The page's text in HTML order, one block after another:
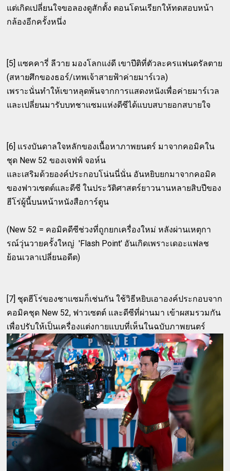
แต่เกิดเปลี่ยนใจขอลองดูสักตั้ง ตอนโดนเรียกให้ทดสอบหน้า
กล้องอีกครั้งหนึ่ง
[5] แซคคารี่ ลีวาย มองโลกแง่ดี เขาปีติที่ตัวละครแฟนดรัลตาย
(สหายศึกของธอร์/เทพเจ้าสายฟ้าค่ายมาร์เวล)
เพราะนั่นทำให้เขาหลุดพ้นจากการแสดงหนังเพื่อค่ายมาร์เวล
และเปลี่ยนมารับบทชาแซมแห่งดีซีได้แบบสบายอกสบายใจ
[6] แรงบันดาลใจหลักของเนื้อหาภาพยนตร์ มาจากคอมิคใน
ชุด New 52 ของเจฟฟ์ จอห์น
และเสริมด้วยองค์ประกอบโน่นนี่นั่น อันหยิบยกมาจากคอมิค
ของฟาวเซตต์และดีซี ในประวัติศาสตร์ยาวนานหลายสิบปีของ
ฮีโร่ผู้นี้บนหน้าหนังสือการ์ตูน
(New 52 = คอมิคดีซีช่วงที่ถูกยกเครื่องใหม่ หลังผ่านเหตุกา
รณ์วุ่นวายครั้งใหญ่ 'Flash Point' อันเกิดเพราะเดอะแฟลช
ย้อนเวลาเปลี่ยนอดีต)
[7] ชุดฮีโร่ของชาแซมก็เช่นกัน ใช้วิธีหยิบเอาองค์ประกอบจาก
คอมิคชุด New 52, ฟาวเซตต์ และดีซีที่ผ่านมา เข้าผสมรวมกัน
เพื่อปรับให้เป็นเครื่องแต่งกายแบบที่เห็นในฉบับภาพยนตร์